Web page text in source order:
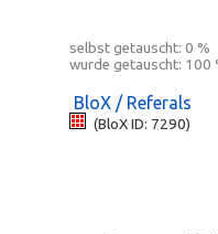
selbst getauscht: 0 %
wurde getauscht: 100
BloX / Referals
(BloX ID: 7290)